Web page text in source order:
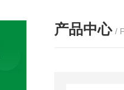
产品中心 /